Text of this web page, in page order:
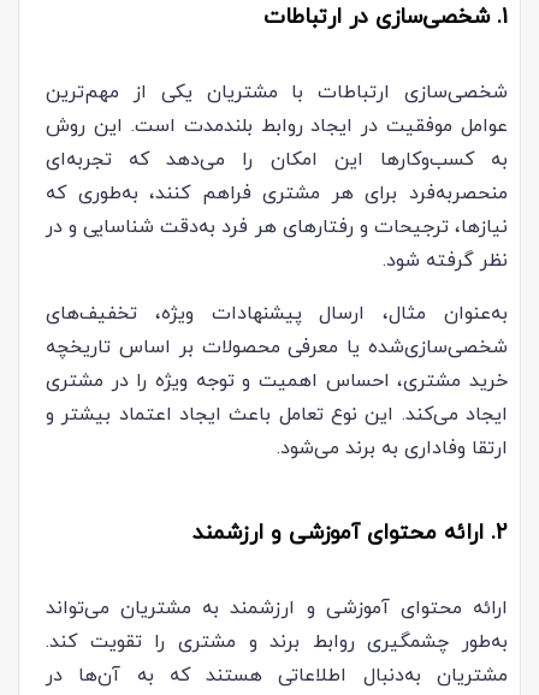
1. شخصی‌سازی در ارتباطات
شخصی‌سازی ارتباطات با مشتریان یکی از مهم‌ترین
عوامل موفقیت در ایجاد روابط بلندمدت است. این روش
به کسب‌وکارها این امکان را می‌دهد که تجربه‌ای
منحصربه‌فرد برای هر مشتری فراهم کنند، به‌طوری که
نیازها، ترجیحات و رفتارهای هر فرد به‌دقت شناسایی و در
نظر گرفته شود.
به‌عنوان مثال، ارسال پیشنهادات ویژه، تخفیف‌های
شخصی‌سازی‌شده یا معرفی محصولات بر اساس تاریخچه
خرید مشتری، احساس اهمیت و توجه ویژه را در مشتری
ایجاد می‌کند. این نوع تعامل باعث ایجاد اعتماد بیشتر و
ارتقا وفاداری به برند می‌شود.
2. ارائه محتوای آموزشی و ارزشمند
ارائه محتوای آموزشی و ارزشمند به مشتریان می‌تواند
به‌طور چشمگیری روابط برند و مشتری را تقویت کند.
مشتریان به‌دنبال اطلاعاتی هستند که به آن‌ها در